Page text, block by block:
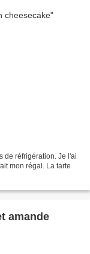
de réfrigération. Je l'ai
mon régal. La tarte
amande